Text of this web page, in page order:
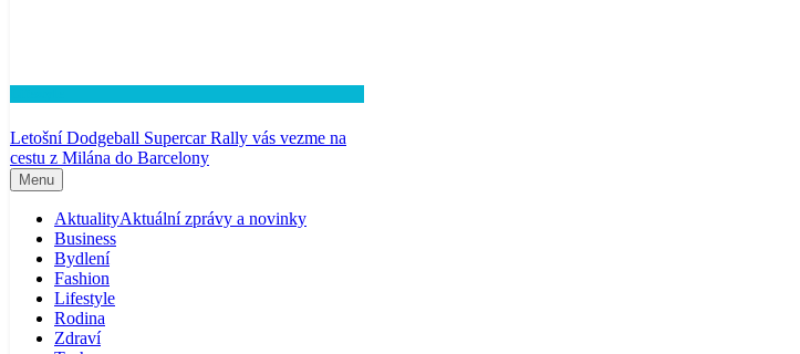
Letošní Dodgeball Supercar Rally vás vezme na
cestu z Milána do Barcelony
Menu
AktualityAktuální zprávy a novinky
Business
Bydlení
Fashion
Lifestyle
Rodina
Zdraví